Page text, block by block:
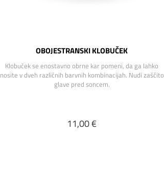
OBOJESTRANSKI KLOBUČEK
Klobuček se enostavno obrne kar pomeni, da ga lahko
nosite v dveh različnih barvnih kombinacijah. Nudi zaščito
glave pred soncem.
11,00 €